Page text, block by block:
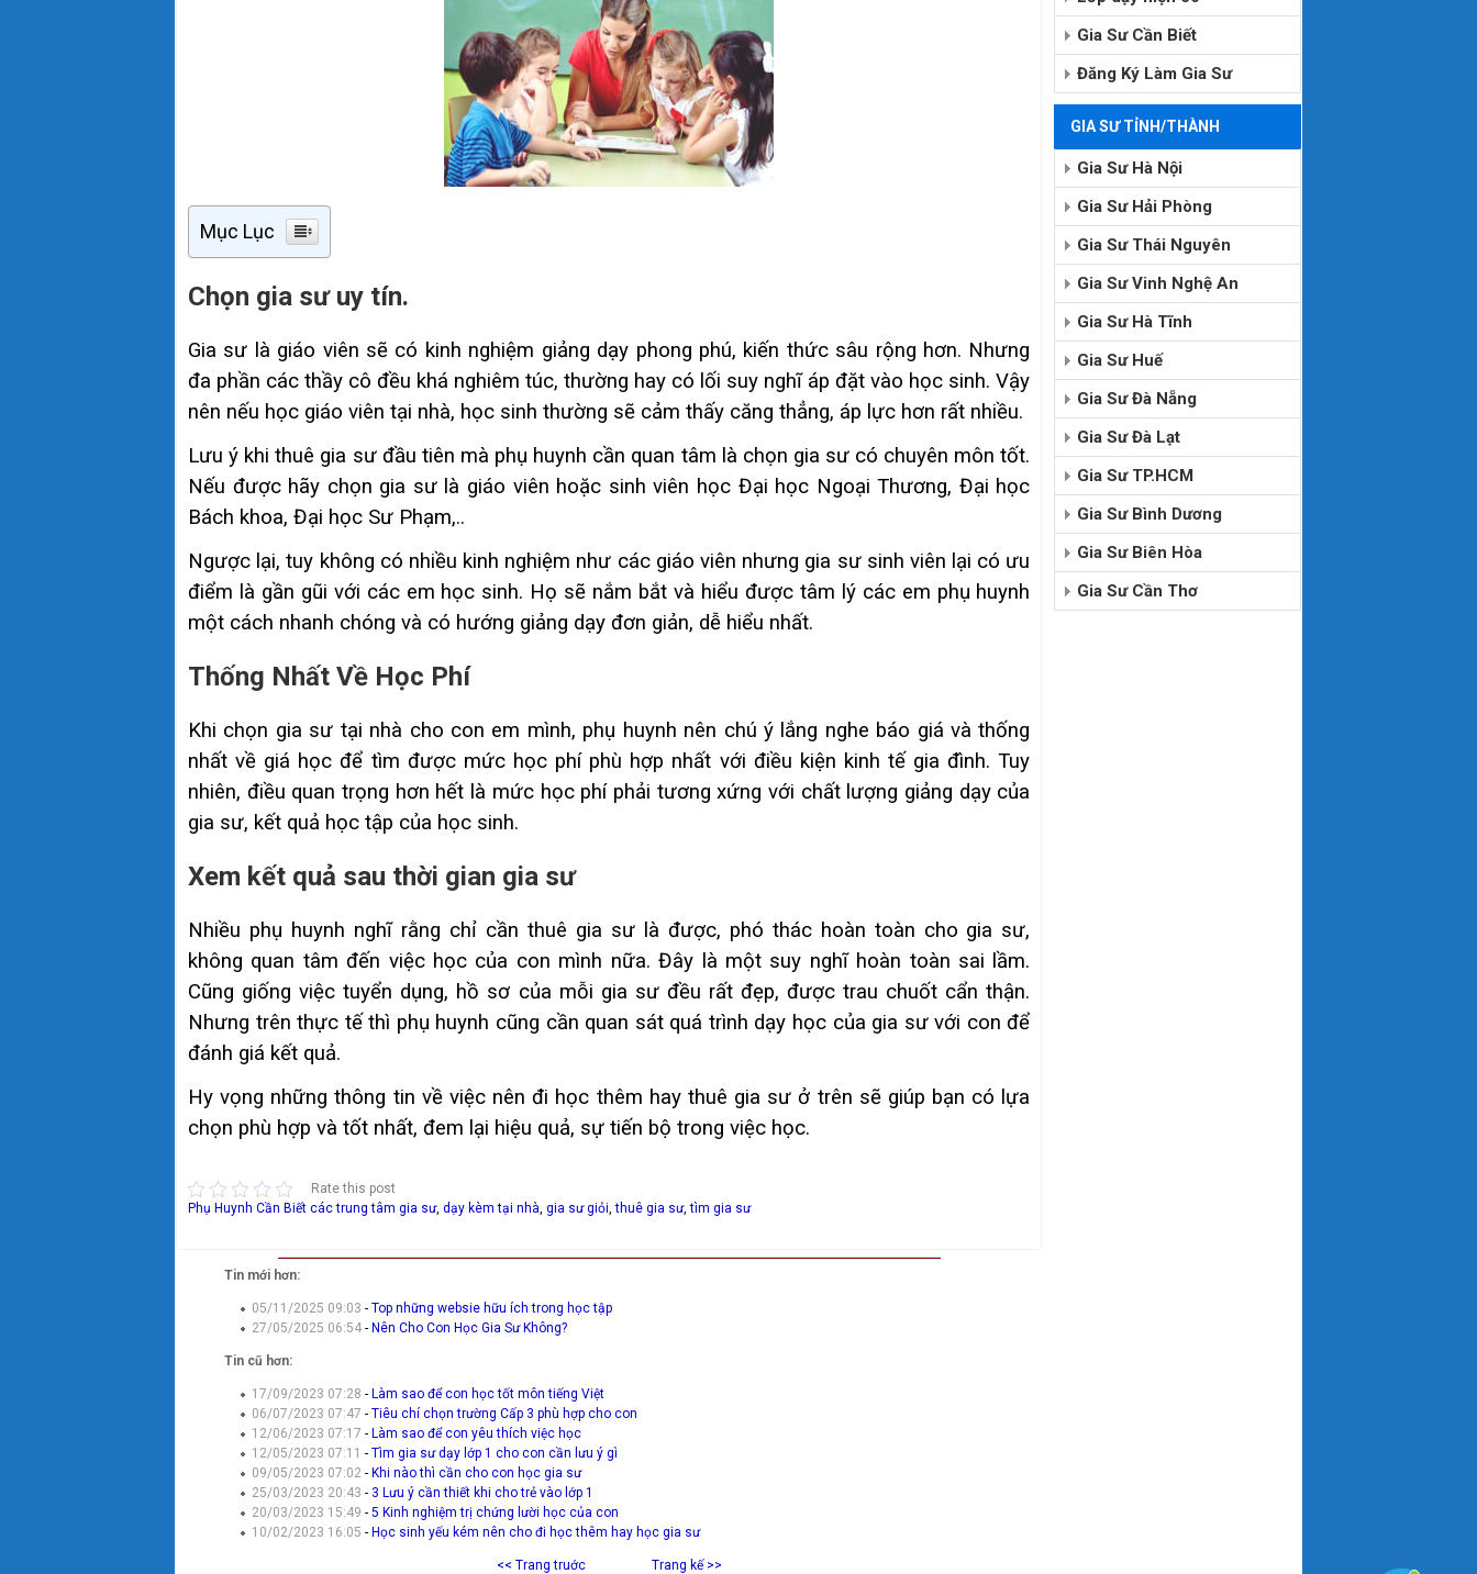
Mục Lục
Chọn gia sư uy tín.
Gia sư là giáo viên sẽ có kinh nghiệm giảng dạy phong phú, kiến thức sâu rộng hơn. Nhưng
đa phần các thầy cô đều khá nghiêm túc, thường hay có lối suy nghĩ áp đặt vào học sinh. Vậy
nên nếu học giáo viên tại nhà, học sinh thường sẽ cảm thấy căng thẳng, áp lực hơn rất nhiều.
Lưu ý khi thuê gia sư đầu tiên mà phụ huynh cần quan tâm là chọn gia sư có chuyên môn tốt.
Nếu được hãy chọn gia sư là giáo viên hoặc sinh viên học Đại học Ngoại Thương, Đại học
Bách khoa, Đại học Sư Phạm,..
Ngược lại, tuy không có nhiều kinh nghiệm như các giáo viên nhưng gia sư sinh viên lại có ưu
điểm là gần gũi với các em học sinh. Họ sẽ nắm bắt và hiểu được tâm lý các em phụ huynh
một cách nhanh chóng và có hướng giảng dạy đơn giản, dễ hiểu nhất.
Thống Nhất Về Học Phí
Khi chọn gia sư tại nhà cho con em mình, phụ huynh nên chú ý lắng nghe báo giá và thống
nhất về giá học để tìm được mức học phí phù hợp nhất với điều kiện kinh tế gia đình. Tuy
nhiên, điều quan trọng hơn hết là mức học phí phải tương xứng với chất lượng giảng dạy của
gia sư, kết quả học tập của học sinh.
Xem kết quả sau thời gian gia sư
Nhiều phụ huynh nghĩ rằng chỉ cần thuê gia sư là được, phó thác hoàn toàn cho gia sư,
không quan tâm đến việc học của con mình nữa. Đây là một suy nghĩ hoàn toàn sai lầm.
Cũng giống việc tuyển dụng, hồ sơ của mỗi gia sư đều rất đẹp, được trau chuốt cẩn thận.
Nhưng trên thực tế thì phụ huynh cũng cần quan sát quá trình dạy học của gia sư với con để
đánh giá kết quả.
Hy vọng những thông tin về việc nên đi học thêm hay thuê gia sư ở trên sẽ giúp bạn có lựa
chọn phù hợp và tốt nhất, đem lại hiệu quả, sự tiến bộ trong việc học.
Rate this post
Phụ Huynh Cần Biết các trung tâm gia sư, dạy kèm tại nhà, gia sư giỏi,thuê gia sư,tìm gia sư
Tin mới hơn:
05/11/2025 09:03-Top những websie hữu ích trong học tập
27/05/2025 06:54- Nên Cho Con Học Gia Sư Không?
Tin cũ hơn:
17/09/2023 07:28- Làm sao để con học tốt môn tiếng Việt
06/07/2023 07:47-Tiêu chí chọn trường Cấp 3 phù hợp cho con
12/06/2023 07:17- Làm sao để con yêu thích việc học
12/05/2023 07:11-Tìm gia sư dạy lớp 1 cho con cần lưu ý gì
09/05/2023 07:02- Khi nào thì cần cho con học gia sư
25/03/2023 20:43- 3 Lưu ý cần thiết khi cho trẻ vào lớp 1
20/03/2023 15:49-5 Kinh nghiệm trị chứng lười học của con
10/02/2023 16:05- Học sinh yếu kém nên cho đi học thêm hay học gia sư
<< Trang truớc Trang kế >>
Gia Sư Cần Biết
Đăng Ký Làm Gia Sư
GIA SƯ TỈNH/THÀNH
Gia Sư Hà Nội
Gia Sư Hải Phòng
Gia Sư Thái Nguyên
Gia Sư Vinh Nghệ An
Gia Sư Hà Tĩnh
Gia Sư Huế
Gia Sư Đà Nẵng
Gia Sư Đà Lạt
Gia Sư TP.HCM
Gia Sư Bình Dương
Gia Sư Biên Hòa
Gia Sư Cần Thơ